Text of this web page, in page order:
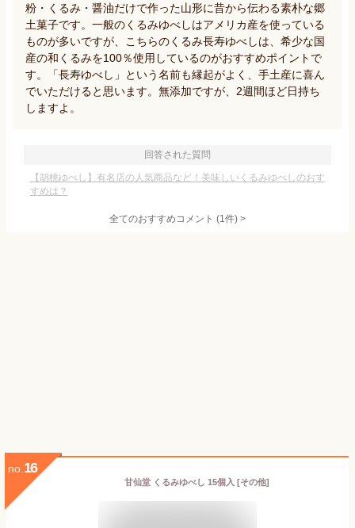
粉・くるみ・醤油だけで作った山形に昔から伝わる素朴な郷
土菓子です。一般のくるみゆべしはアメリカ産を使っている
ものが多いですが、こちらのくるみ長寿ゆべしは、希少な国
産の和くるみを100％使用しているのがおすすめポイントで
す。「長寿ゆべし」という名前も縁起がよく、手土産に喜ん
でいただけると思います。無添加ですが、2週間ほど日持ち
しますよ。
回答された質問
【胡桃ゆべし】有名店の人気商品など！美味しいくるみゆべしのおす
すめは？
全てのおすすめコメント (1件) >
no. 16
甘仙堂 くるみゆべし 15個入 [その他]